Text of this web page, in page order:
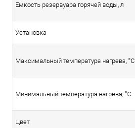
Емкость резервуара горячей воды, л
Установка
Максимальный температура нагрева, °С
Минимальный температура нагрева, °С
Цвет